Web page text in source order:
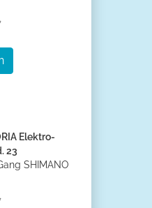
Elektro-
23
SHIMANO